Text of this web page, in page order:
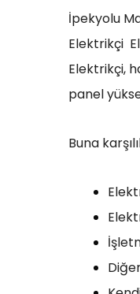
İpekyolu
Elektrikçi
Elektrikçi,
panel
Buna